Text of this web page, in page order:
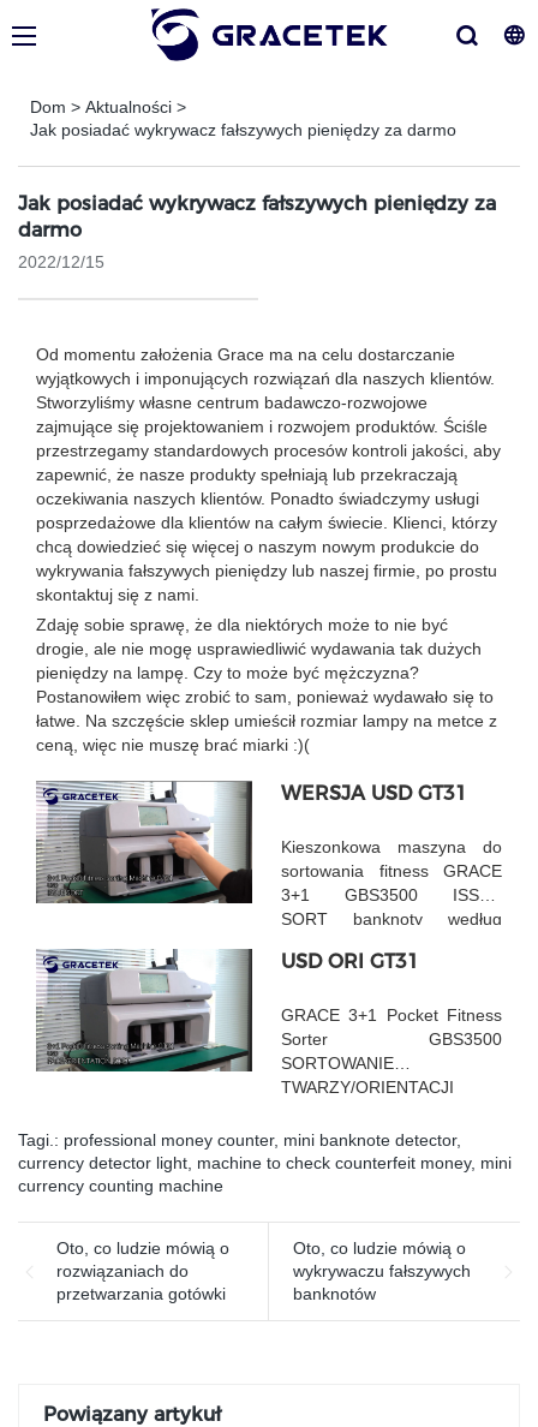
Dom > Aktualności >
Jak posiadać wykrywacz fałszywych pieniędzy za darmo
Jak posiadać wykrywacz fałszywych pieniędzy za
darmo
2022/12/15
Od momentu założenia Grace ma na celu dostarczanie
wyjątkowych i imponujących rozwiązań dla naszych klientów.
Stworzyliśmy własne centrum badawczo-rozwojowe
zajmujące się projektowaniem i rozwojem produktów. Ściśle
przestrzegamy standardowych procesów kontroli jakości, aby
zapewnić, że nasze produkty spełniają lub przekraczają
oczekiwania naszych klientów. Ponadto świadczymy usługi
posprzedażowe dla klientów na całym świecie. Klienci, którzy
chcą dowiedzieć się więcej o naszym nowym produkcie do
wykrywania fałszywych pieniędzy lub naszej firmie, po prostu
skontaktuj się z nami.
Zdaję sobie sprawę, że dla niektórych może to nie być
drogie, ale nie mogę usprawiedliwić wydawania tak dużych
pieniędzy na lampę. Czy to może być mężczyzna?
Postanowiłem więc zrobić to sam, ponieważ wydawało się to
łatwe. Na szczęście sklep umieścił rozmiar lampy na metce z
ceną, więc nie muszę brać miarki :)(
WERSJA USD GT31
Kieszonkowa maszyna do
sortowania fitness GRACE
3+1 GBS3500 ISSUE
SORT banknoty według
USD ORI GT31
GRACE 3+1 Pocket Fitness
Sorter GBS3500
SORTOWANIE
TWARZY/ORIENTACJI
stron
Tagi.: professional money counter, mini banknote detector,
currency detector light machine to check counterfeit money, mini
currency counting machine
Oto, co ludzie mówią o
rozwiązaniach do
przetwarzania gotówki
Oto, co ludzie mówią o
wykrywaczu fałszywych
banknotów
Powiązany artykuł